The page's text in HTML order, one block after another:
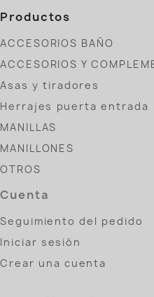
Productos
ACCESORIOS BAÑO
ACCESORIOS Y
Asas y tiradores
Herrajes puerta entrada
MANILLAS
MANILLONES
OTROS
Cuenta
Seguimiento del pedido
Iniciar sesión
Crear una cuenta